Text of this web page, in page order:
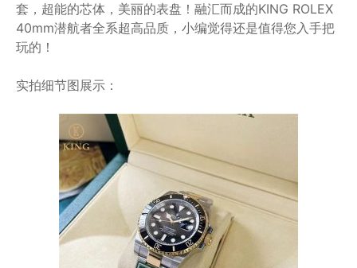
套，超能的芯体，美丽的表盘！融汇而成的KING ROLEX
40mm潜航者全系超高品质，小编觉得还是值得您入手把
玩的！
实拍细节图展示：